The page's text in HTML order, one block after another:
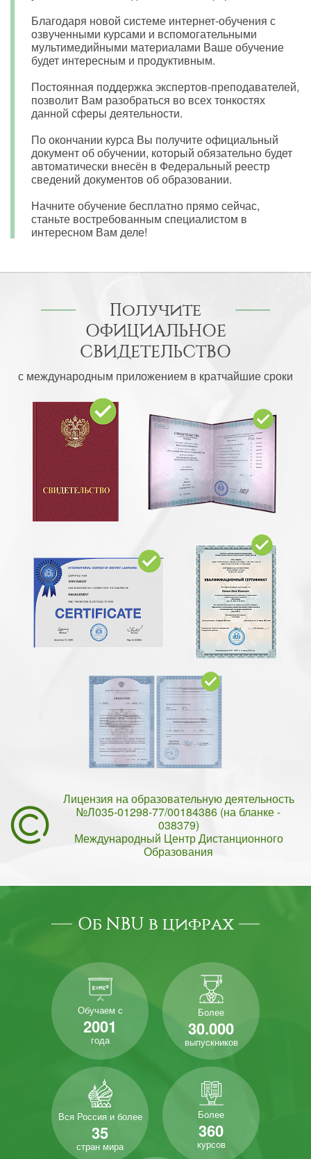
Благодаря новой системе интернет-обучения с
озвученными курсами и вспомогательными
мультимедийными материалами Ваше обучение
будет интересным и продуктивным.
Постоянная поддержка экспертов-преподавателей,
позволит Вам разобраться во всех тонкостях
данной сферы деятельности.
По окончании курса Вы получите официальный
документ об обучении, который обязательно будет
автоматически внесён в Федеральный реестр
сведений документов об образовании.
Начните обучение бесплатно прямо сейчас,
станьте востребованным специалистом в
интересном Вам деле!
Получите
ОФИЦИАЛЬНОЕ
СВИДЕТЕЛЬСТВО
с международным приложением в кратчайшие сроки
Лицензия на образовательную деятельность
№Л035-01298-77/00184386 (на бланке -
038379)
Международный Центр Дистанционного
Образования
Об NBU в цифрах
Обучаем с
2001
года
Более
30.000
выпускников
Вся Россия и более
35
стран мира
Более
360
курсов